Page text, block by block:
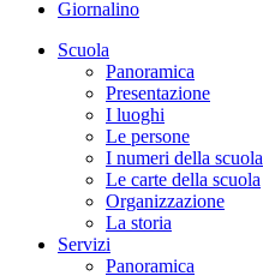
Giornalino
Scuola
Panoramica
Presentazione
I luoghi
Le persone
I numeri della scuola
Le carte della scuola
Organizzazione
La storia
Servizi
Panoramica